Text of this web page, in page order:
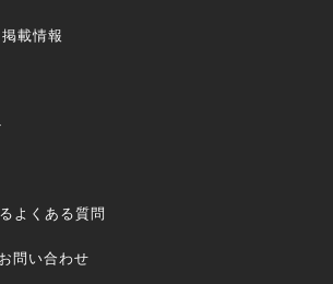
載情報
よくある質問
問い合わせ